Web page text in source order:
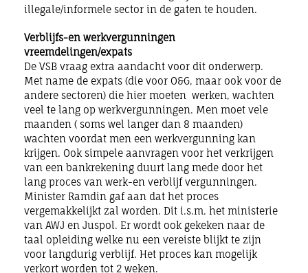
illegale/informele sector in de gaten te houden.
Verblijfs-en werkvergunningen
vreemdelingen/expats
De VSB vraag extra aandacht voor dit onderwerp.
Met name de expats (die voor O&G, maar ook voor de
andere sectoren) die hier moeten werken, wachten
veel te lang op werkvergunningen. Men moet vele
maanden ( soms wel langer dan 8 maanden)
wachten voordat men een werkvergunning kan
krijgen. Ook simpele aanvragen voor het verkrijgen
van een bankrekening duurt lang mede door het
lang proces van werk-en verblijf vergunningen.
Minister Ramdin gaf aan dat het proces
vergemakkelijkt zal worden. Dit i.s.m. het ministerie
van AWJ en Juspol. Er wordt ook gekeken naar de
taal opleiding welke nu een vereiste blijkt te zijn
voor langdurig verblijf. Het proces kan mogelijk
verkort worden tot 2 weken.